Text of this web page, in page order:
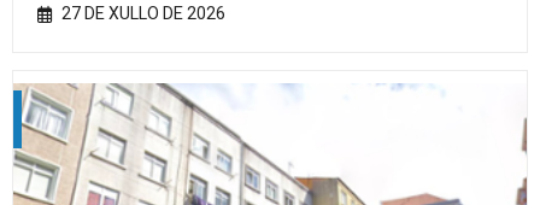
27 DE XULLO DE 2026